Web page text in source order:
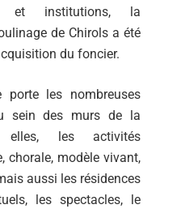
et institutions, la
de Chirols a été
du foncier.
porte les nombreuses
sein des murs de la
elles, les activités
chorale, modèle vivant,
aussi les résidences
les spectacles, le